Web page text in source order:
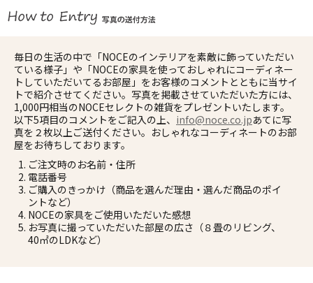
毎日の生活の中で「NOCEのインテリアを素敵に飾っていただい
ている様子」や「NOCEの家具を使っておしゃれにコーディネー
トしていただいてるお部屋」をお客様のコメントとともに当サイ
トで紹介させてください。写真を掲載させていただいた方には、
1,000円相当のNOCEセレクトの雑貨をプレゼントいたします。
以下5項目のコメントをご記入の上、 info@noce.co.jpあてに写
真を２枚以上ご送付ください。おしゃれなコーディネートのお部
屋をお待ちしております。
ご注文時のお名前・住所
電話番号
ご購入のきっかけ（商品を選んだ理由・選んだ商品のポイ
ントなど）
NOCEの家具をご使用いただいた感想
お写真に撮っていただいた部屋の広さ（８畳のリビング、
40㎡のLDKなど）